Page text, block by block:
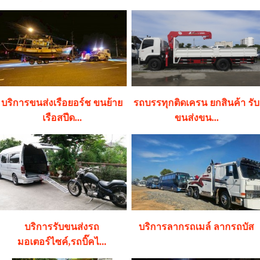
บริการขนส่งเรือยอร์ช ขนย้าย
เรือสปีด...
รถบรรทุกติดเครน ยกสินค้า รับ
ขนส่งขน...
บริการรับขนส่งรถ
มอเตอร์ไซค์,รถบิ๊คไ...
บริการลากรถเมล์ ลากรถบัส